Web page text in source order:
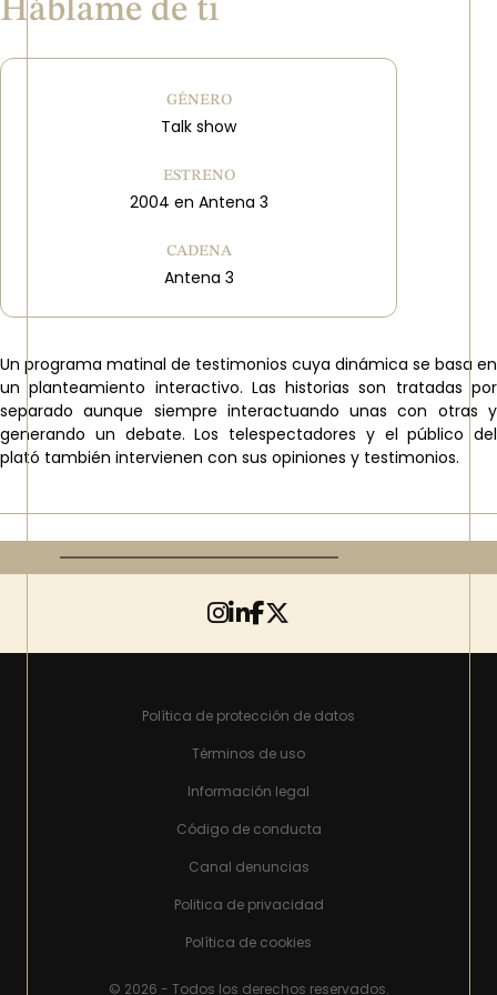
Háblame de ti
GÉNERO
Talk show
ESTRENO
2004 en Antena 3
CADENA
Antena 3
Un programa matinal de testimonios cuya dinámica se basa en
un planteamiento interactivo. Las historias son tratadas por
separado aunque siempre interactuando unas con otras y
generando un debate. Los telespectadores y el público del
plató también intervienen con sus opiniones y testimonios.
Política de protección de datos
Términos de uso
Información legal
Código de conducta
Canal denuncias
Politica de privacidad
Política de cookies
© 2026 - Todos los derechos reservados.